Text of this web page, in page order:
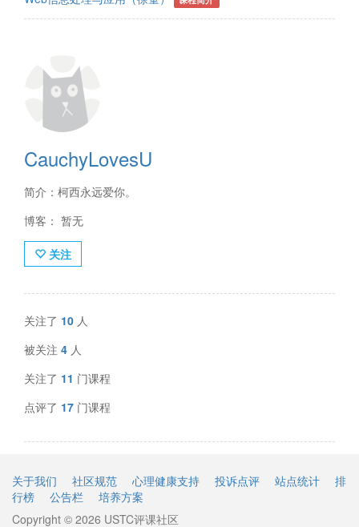
CauchyLovesU
简介：柯西永远爱你。
博客： 暂无
关注
关注了 10 人
被关注 4 人
关注了 11 门课程
点评了 17 门课程
关于我们 社区规范 心理健康支持 投诉点评 站点统计
排
行榜
公告栏
培养方案
Copyright © 2026 USTC评课社区